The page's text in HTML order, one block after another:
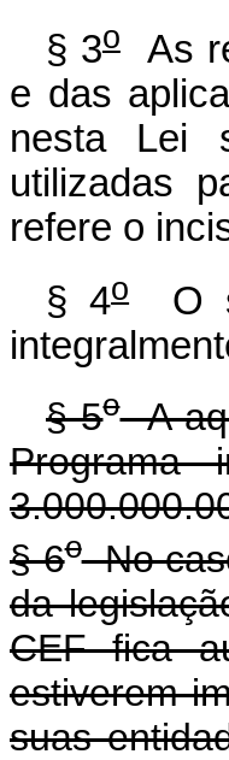
§ 3oAs
e das
nesta Lei
utilizadas
refere o
§ 4oO
§ 5oA
Programa
§ 6oNo
da
CEF fica
estiverem
suas